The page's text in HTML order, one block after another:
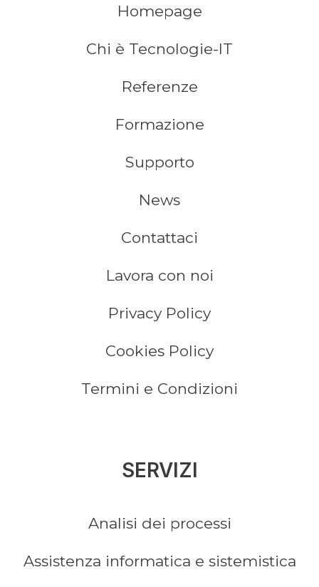
Homepage
Chi è Tecnologie-IT
Referenze
Formazione
Supporto
News
Contattaci
Lavora con noi
Privacy Policy
Cookies Policy
Termini e Condizioni
SERVIZI
Analisi dei processi
Assistenza informatica e sistemistica